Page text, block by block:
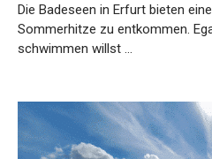
Die Badeseen in Erfurt bieten
Sommerhitze zu entkommen.
schwimmen willst …